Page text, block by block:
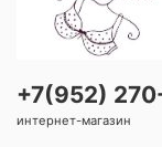
+7(952)
интернет-магазин